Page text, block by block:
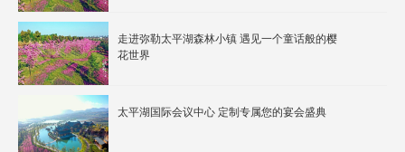
走进弥勒太平湖森林小镇 遇见一个童话般的樱
花世界
太平湖国际会议中心 定制专属您的宴会盛典